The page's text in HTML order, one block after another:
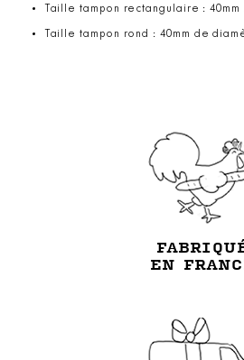
Taille tampon rectangulaire : 40mm
Taille tampon rond : 40mm de
EN